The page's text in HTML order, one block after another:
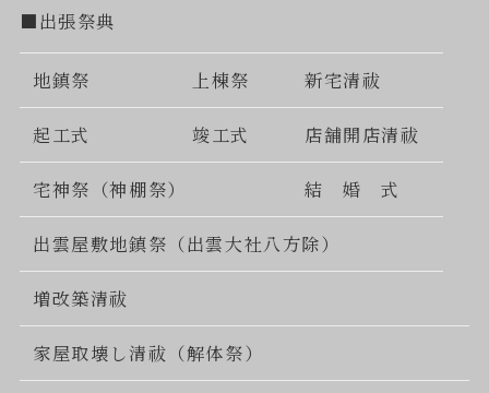
■出張祭典
地鎮祭 上棟祭 新宅清祓
起工式 竣工式 店舗開店清祓
宅神祭（神棚祭） 結 婚 式
出雲屋敷地鎮祭（出雲大社八方除）
増改築清祓
家屋取壊し清祓（解体祭）